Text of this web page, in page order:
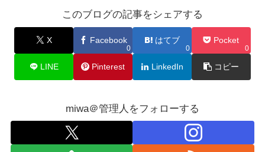
このブログの記事をシェアする
X Facebook
0
はてブ
0
Pocket
0
LINE Pinterest LinkedIn コピー
miwa＠管理人をフォローする